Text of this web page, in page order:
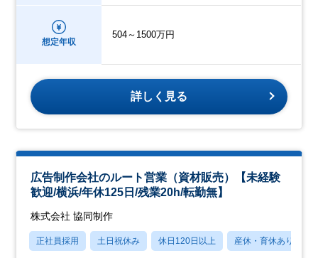
想定年収
504～1500万円
詳しく見る
広告制作会社のルート営業（資材販売）【未経験
歓迎/横浜/年休125日/残業20h/転勤無】
株式会社 協同制作
正社員採用 土日祝休み 休日120日以上 産休・育休あり